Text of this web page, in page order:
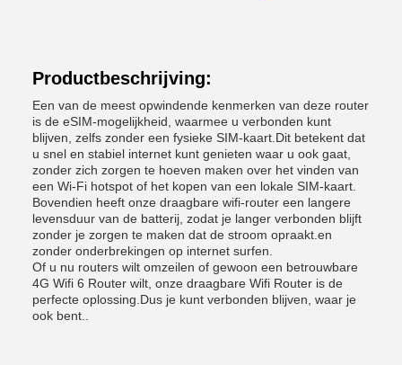
Productbeschrijving:
Een van de meest opwindende kenmerken van deze router
is de eSIM-mogelijkheid, waarmee u verbonden kunt
blijven, zelfs zonder een fysieke SIM-kaart.Dit betekent dat
u snel en stabiel internet kunt genieten waar u ook gaat,
zonder zich zorgen te hoeven maken over het vinden van
een Wi-Fi hotspot of het kopen van een lokale SIM-kaart.
Bovendien heeft onze draagbare wifi-router een langere
levensduur van de batterij, zodat je langer verbonden blijft
zonder je zorgen te maken dat de stroom opraakt.en
zonder onderbrekingen op internet surfen.
Of u nu routers wilt omzeilen of gewoon een betrouwbare
4G Wifi 6 Router wilt, onze draagbare Wifi Router is de
perfecte oplossing.Dus je kunt verbonden blijven, waar je
ook bent..